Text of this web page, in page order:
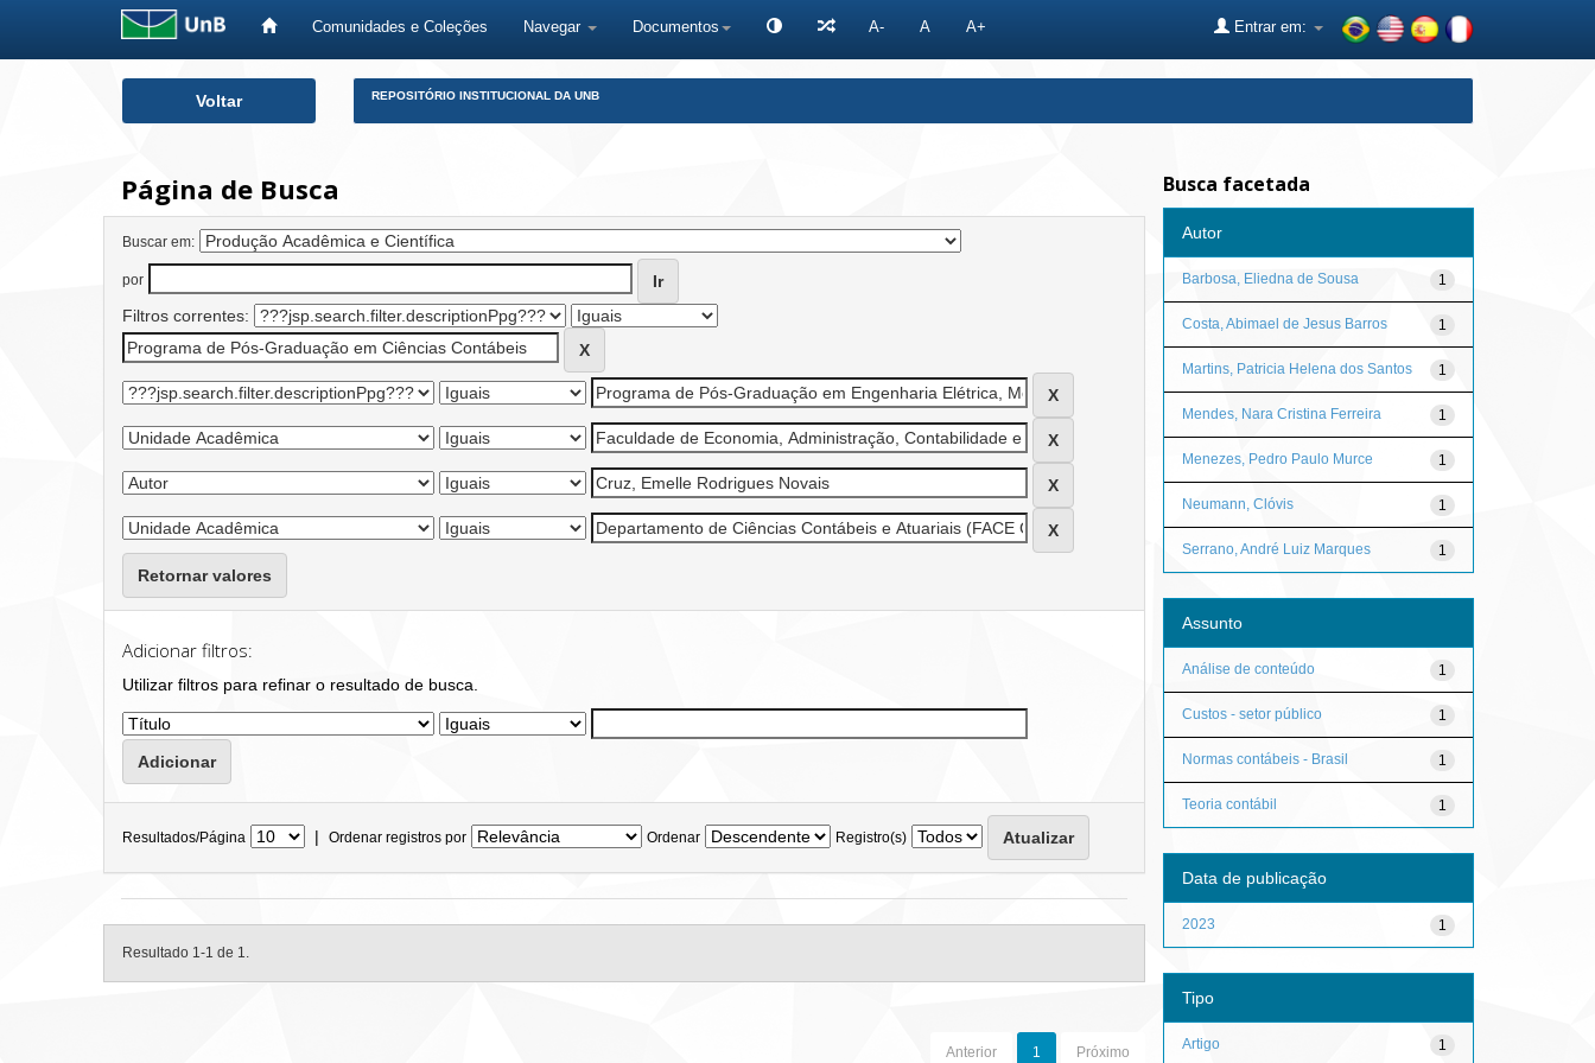
Comunidades e Coleções Navegar Documentos A- A A+ Entrar em:
Voltar REPOSITÓRIO INSTITUCIONAL DA UNB
Página de Busca
Buscar em:
por
Filtros correntes:
Retornar valores
Adicionar filtros:
Utilizar filtros para refinar o resultado de busca.
Resultados/Página | Ordenar registros por Ordenar Registro(s)
Resultado 1-1 de 1.
Anterior 1 Próximo
Busca facetada
Autor
1
Barbosa, Eliedna de Sousa
1
Costa, Abimael de Jesus Barros
1
Martins, Patricia Helena dos Santos
1
Mendes, Nara Cristina Ferreira
1
Menezes, Pedro Paulo Murce
1
Neumann, Clóvis
1
Serrano, André Luiz Marques
Assunto
1
Análise de conteúdo
1
Custos - setor público
1
Normas contábeis - Brasil
1
Teoria contábil
Data de publicação
1
2023
Tipo
1
Artigo